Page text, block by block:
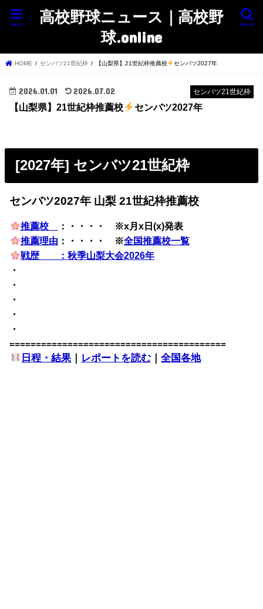
高校野球ニュース｜高校野
球.online
search
menu
HOME センバツ21世紀枠 【山梨県】21世紀枠推薦校 センバツ2027年
センバツ21世紀枠
2026.01.01 2026.07.02
【山梨県】21世紀枠推薦校 センバツ2027年
[2027年] センバツ21世紀枠
センバツ2027年 山梨 21世紀枠推薦校
推薦校
：・・・・ ※x月x日(x)発表
推薦理由 ：・・・・ ※全国推薦校一覧
戦歴 ：秋季山梨大会2026年
・
・
・
・
・
=========================================
日程・結果｜ レポートを読む ｜全国各地